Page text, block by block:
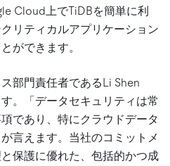
Cloud上でTiDBを簡単に利
リティカルアプリケーション
ができます。
部門責任者であるLi Shen
。「データセキュリティは常
であり、特にクラウドデータ
言えます。当社のコミットメ
保護に優れた、包括的かつ成